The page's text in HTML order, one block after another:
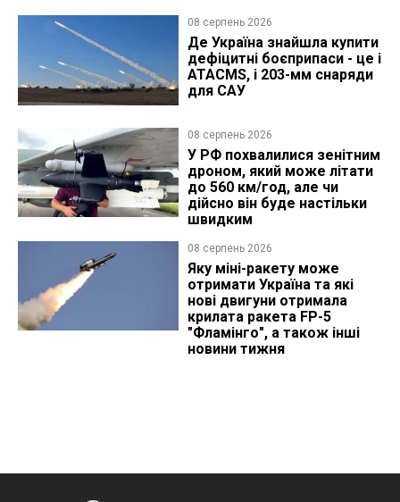
08 серпень 2026
Де Україна знайшла купити
дефіцитні боєприпаси - це і
ATACMS, і 203-мм снаряди
для САУ
08 серпень 2026
У РФ похвалилися зенітним
дроном, який може літати
до 560 км/год, але чи
дійсно він буде настільки
швидким
08 серпень 2026
Яку міні-ракету може
отримати Україна та які
нові двигуни отримала
крилата ракета FP-5
"Фламінго", а також інші
новини тижня